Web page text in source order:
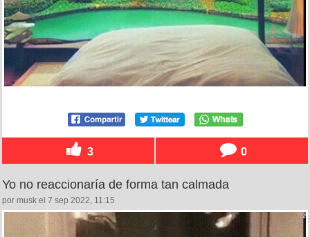
3 0
Yo no reaccionaría de forma tan calmada
por musk el 7 sep 2022, 11:15